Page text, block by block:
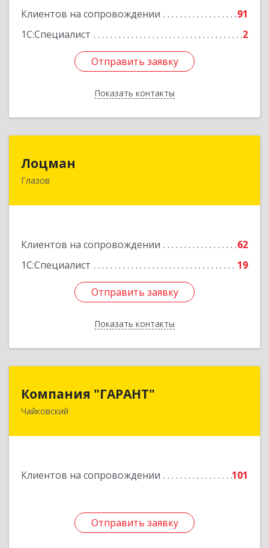
Клиентов на сопровождении
91
1С:Специалист
2
Отправить заявку
Показать контакты
Отправить заявку
Назад
Лоцман
Глазов
Клиентов на сопровождении
62
1С:Специалист
19
Отправить заявку
Показать контакты
427620, Удмуртская Респ, Глазов г, Сибирская
Отправить заявку
Назад
Компания "ГАРАНТ"
Чайковский
Клиентов на сопровождении 101
Отправить заявку
617760, Пермский край, Чайковский г, Карла
Отправить заявку